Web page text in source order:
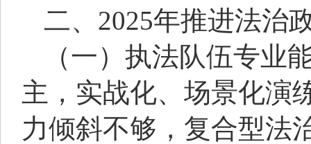
二、2025年推进法治
（一）执法队伍专业
主，实战化、场景化演
力倾斜不够，复合型法